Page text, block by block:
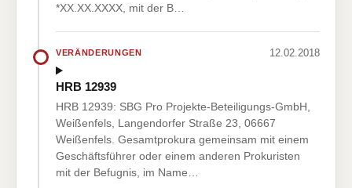
*XX.XX.XXXX, mit der B…
VERÄNDERUNGEN 12.02.2018
HRB 12939
HRB 12939: SBG Pro Projekte-Beteiligungs-GmbH,
Weißenfels, Langendorfer Straße 23, 06667
Weißenfels. Gesamtprokura gemeinsam mit einem
Geschäftsführer oder einem anderen Prokuristen
mit der Befugnis, im Name…